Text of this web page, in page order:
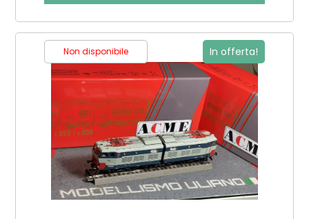
In offerta!
Non disponibile